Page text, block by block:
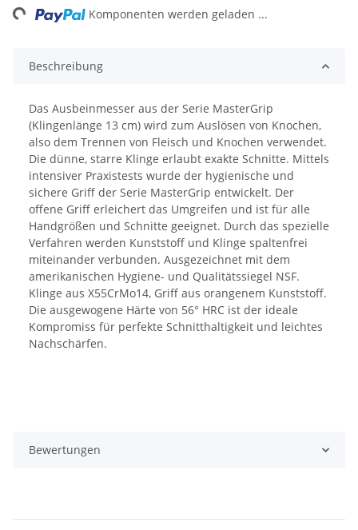
Komponenten werden geladen ...
Beschreibung
Das Ausbeinmesser aus der Serie MasterGrip
(Klingenlänge 13 cm) wird zum Auslösen von Knochen,
also dem Trennen von Fleisch und Knochen verwendet.
Die dünne, starre Klinge erlaubt exakte Schnitte. Mittels
intensiver Praxistests wurde der hygienische und
sichere Griff der Serie MasterGrip entwickelt. Der
offene Griff erleichert das Umgreifen und ist für alle
Handgrößen und Schnitte geeignet. Durch das spezielle
Verfahren werden Kunststoff und Klinge spaltenfrei
miteinander verbunden. Ausgezeichnet mit dem
amerikanischen Hygiene- und Qualitätssiegel NSF.
Klinge aus X55CrMo14, Griff aus orangenem Kunststoff.
Die ausgewogene Härte von 56° HRC ist der ideale
Kompromiss für perfekte Schnitthaltigkeit und leichtes
Nachschärfen.
Bewertungen